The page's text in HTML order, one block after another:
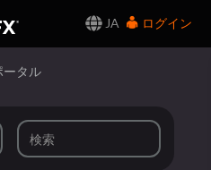
JA
ログイン
ータル